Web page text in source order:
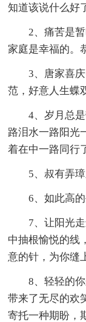
知道该说什么好
2、痛苦是
家庭是幸福的。
3、唐家喜
范，好意人生蝶
4、岁月总
路泪水一路阳光
着在中一路同行
5、叔有弄
6、如此高
7、让阳光
中抽根愉悦的线
意的针，为你缝
8、轻轻的
带来了无尽的欢
寄托一种期盼，